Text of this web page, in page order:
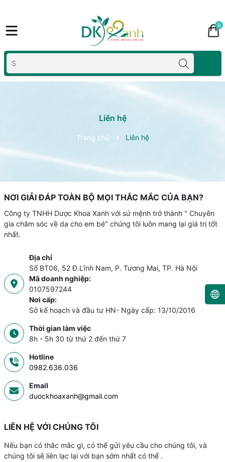
0
Liên hệ
Trang chủ Liên hệ
NƠI GIẢI ĐÁP TOÀN BỘ MỌI THẮC MẮC CỦA BẠN?
Công ty TNHH Dược Khoa Xanh với sứ mệnh trở thành " Chuyên
gia chăm sóc về da cho em bé" chúng tôi luôn mang lại giá trị tốt
nhất.
Địa chỉ
Số BT06, 52 Đ.Lĩnh Nam, P. Tương Mai, TP. Hà Nội
Mã doanh nghiệp:
0107597244
Nơi cấp:
Sở kế hoạch và đầu tư HN- Ngày cấp: 13/10/2016
Thời gian làm việc
8h - 5h 30 từ thứ 2 đến thứ 7
Hotline
0982.636.036
Email
duockhoaxanh@gmail.com
LIÊN HỆ VỚI CHÚNG TÔI
Nếu bạn có thắc mắc gì, có thể gửi yêu cầu cho chúng tôi, và
chúng tôi sẽ liên lạc lại với bạn sớm nhất có thể .